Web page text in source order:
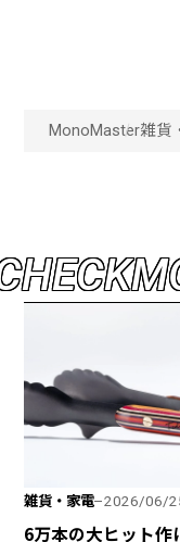
MonoMaster雑貨
HECKM
雑貨・家電 2026/06/
6万本の大ヒット作